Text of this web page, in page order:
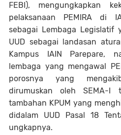
FEBI), mengungkapkan
pelaksanaan PEMIRA di
sebagai Lembaga Legislatif
UUD sebagai landasan
Kampus IAIN Parepare,
lembaga yang mengawal
porosnya yang
dirumuskan oleh SEMA-I
tambahan KPUM yang
didalam UUD Pasal 18
ungkapnya.